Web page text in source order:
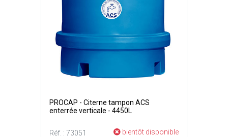
PROCAP - Citerne tampon ACS
enterrée verticale - 4450L
Réf. : 73051
bientôt disponible